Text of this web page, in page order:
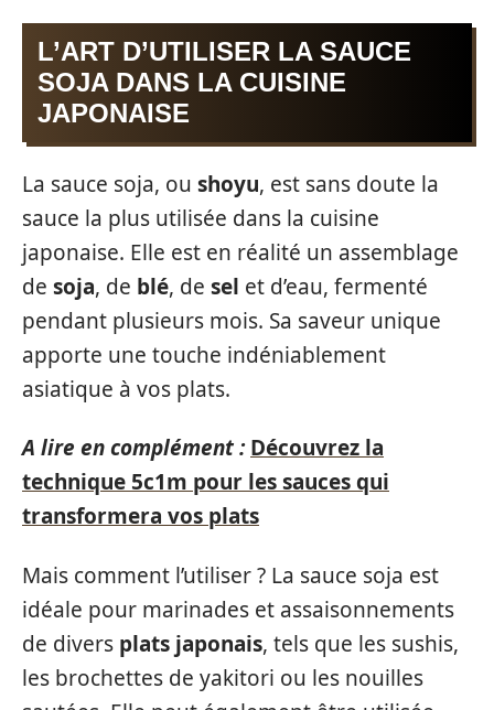
L’ART D’UTILISER LA SAUCE
SOJA DANS LA CUISINE
JAPONAISE
La sauce soja, ou shoyu, est sans doute la
sauce la plus utilisée dans la cuisine
japonaise. Elle est en réalité un assemblage
de soja, de blé, de sel et d’eau, fermenté
pendant plusieurs mois. Sa saveur unique
apporte une touche indéniablement
asiatique à vos plats.
A lire en complément : Découvrez la
technique 5c1m pour les sauces qui
transformera vos plats
Mais comment l’utiliser ? La sauce soja est
idéale pour marinades et assaisonnements
de divers plats japonais, tels que les sushis,
les brochettes de yakitori ou les nouilles